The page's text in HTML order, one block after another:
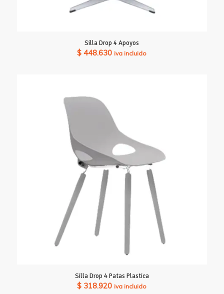
Silla Drop 4 Apoyos
$ 448.630 iva incluido
Silla Drop 4 Patas Plastica
$ 318.920 iva incluido